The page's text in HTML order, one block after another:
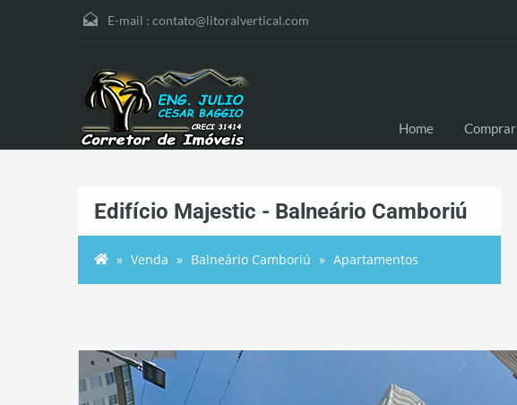
E-mail : contato@litoralvertical.com
Home Comprar
Edifício Majestic - Balneário Camboriú
Venda Balneário Camboriú Apartamentos